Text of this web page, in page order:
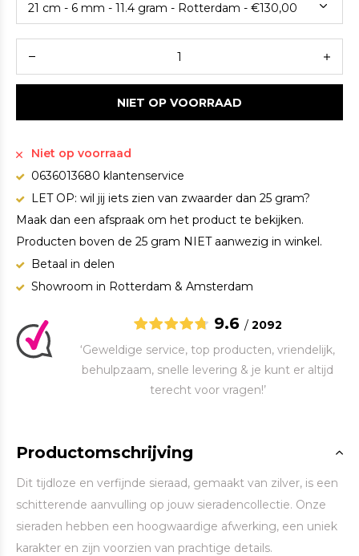
NIET OP VOORRAAD
Niet op voorraad
0636013680 klantenservice
LET OP: wil jij iets zien van zwaarder dan 25 gram?
Maak dan een afspraak om het product te bekijken.
Producten boven de 25 gram NIET aanwezig in winkel.
Betaal in delen
Showroom in Rotterdam & Amsterdam
9.6 / 2092
‘Geweldige service, top producten, vriendelijk,
behulpzaam, snelle levering & je kunt er altijd
terecht voor vragen!’
Productomschrijving
Dit tijdloze en verfijnde sieraad, gemaakt van zilver, is een
schitterende aanvulling op jouw sieradencollectie. Onze
sieraden hebben een hoogwaardige afwerking, een uniek
karakter en zijn voorzien van prachtige details.